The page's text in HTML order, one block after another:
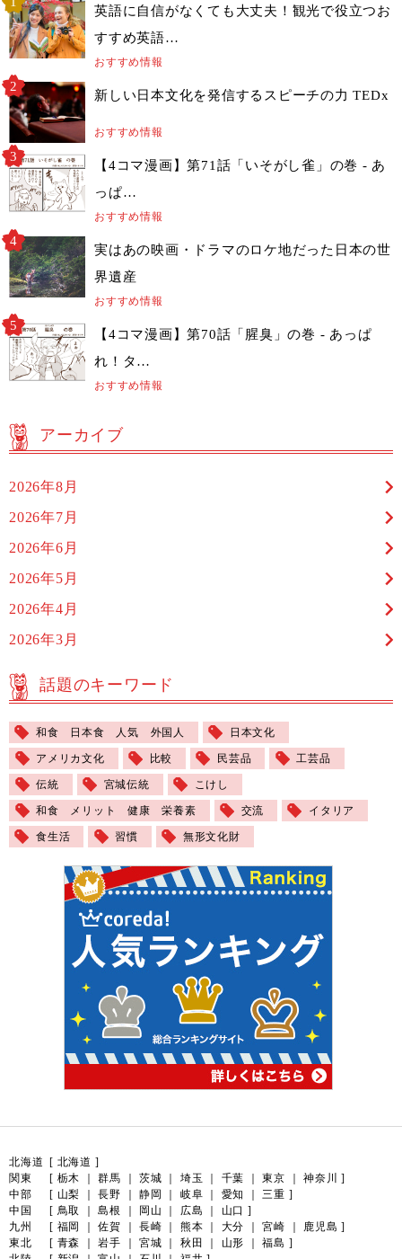
英語に自信がなくても大丈夫！観光で役立つお
すすめ英語…
おすすめ情報
新しい日本文化を発信するスピーチの力 TEDx
おすすめ情報
【4コマ漫画】第71話「いそがし雀」の巻 - あ
っぱ…
おすすめ情報
実はあの映画・ドラマのロケ地だった日本の世
界遺産
おすすめ情報
【4コマ漫画】第70話「腥臭」の巻 - あっぱ
れ！タ…
おすすめ情報
アーカイブ
2026年8月
2026年7月
2026年6月
2026年5月
2026年4月
2026年3月
話題のキーワード
和食 日本食 人気 外国人 日本文化
アメリカ文化 比較 民芸品 工芸品
伝統 宮城伝統 こけし
和食 メリット 健康 栄養素 交流 イタリア
食生活 習慣 無形文化財
北海道 [ 北海道 ]
関東
[ 栃木 ｜群馬 茨城 埼玉 千葉 ｜東京 神奈川
]
中部
[ 山梨 ｜長野 静岡 岐阜 愛知 ｜三重 ]
中国
[ 鳥取 ｜島根 岡山 広島 山口 ]
九州
[ 福岡 ｜佐賀 長崎 熊本 大分 ｜宮崎 鹿児島 ]
東北
[ 青森 ｜岩手 宮城 秋田 山形 ｜福島 ]